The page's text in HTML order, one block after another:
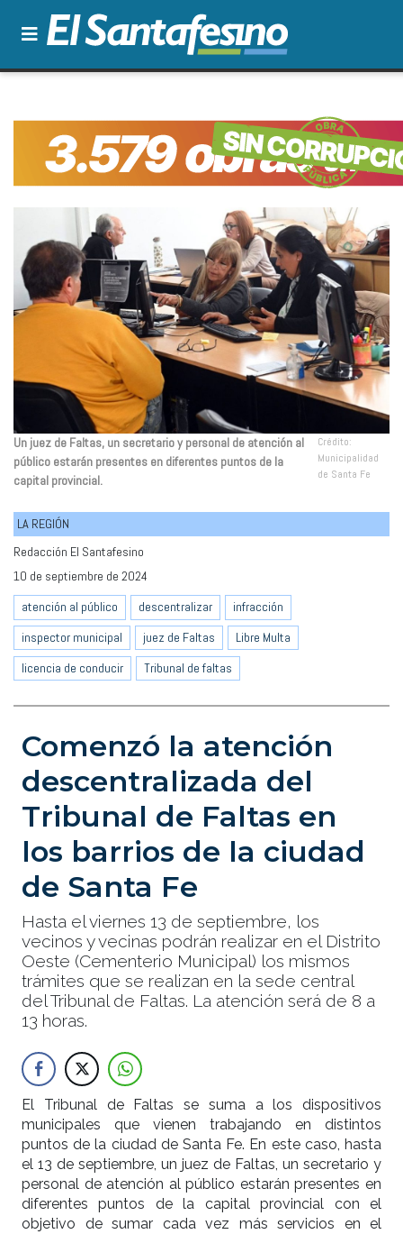
Un juez de Faltas, un secretario y personal de atención al
público estarán presentes en diferentes puntos de la
capital provincial.
Crédito:
Municipalidad
de Santa Fe
LA REGIÓN
Redacción El Santafesino
10 de septiembre de 2024
atención al público
descentralizar
infracción
inspector municipal
juez de Faltas
Libre Multa
licencia de conducir
Tribunal de faltas
Comenzó la atención
descentralizada del
Tribunal de Faltas en
los barrios de la ciudad
de Santa Fe
Hasta el viernes 13 de septiembre, los
vecinos y vecinas podrán realizar en el Distrito
Oeste (Cementerio Municipal) los mismos
trámites que se realizan en la sede central
del Tribunal de Faltas. La atención será de 8 a
13 horas.
El Tribunal de Faltas se suma a los dispositivos
municipales que vienen trabajando en distintos
puntos de la ciudad de Santa Fe. En este caso, hasta
el 13 de septiembre, un juez de Faltas, un secretario y
personal de atención al público estarán presentes en
diferentes puntos de la capital provincial con el
objetivo de sumar cada vez más servicios en el